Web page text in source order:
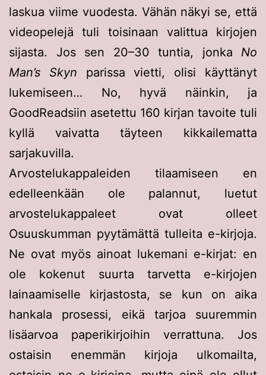
laskua viime vuodesta. Vähän näkyi se, että
videopelejä tuli toisinaan valittua kirjojen
sijasta. Jos sen 20–30 tuntia, jonka No
Man’s Skyn parissa vietti, olisi käyttänyt
lukemiseen… No, hyvä näinkin, ja
GoodReadsiin asetettu 160 kirjan tavoite tuli
kyllä vaivatta täyteen kikkailematta
sarjakuvilla.
Arvostelukappaleiden tilaamiseen en
edelleenkään ole palannut, luetut
arvostelukappaleet ovat olleet
Osuuskumman pyytämättä tulleita e-kirjoja.
Ne ovat myös ainoat lukemani e-kirjat: en
ole kokenut suurta tarvetta e-kirjojen
lainaamiselle kirjastosta, se kun on aika
hankala prosessi, eikä tarjoa suuremmin
lisäarvoa paperikirjoihin verrattuna. Jos
ostaisin enemmän kirjoja ulkomailta,